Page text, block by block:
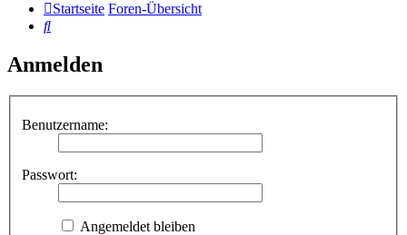
Startseite Foren-Übersicht
Suche
Anmelden
Benutzername:
Passwort:
Angemeldet bleiben